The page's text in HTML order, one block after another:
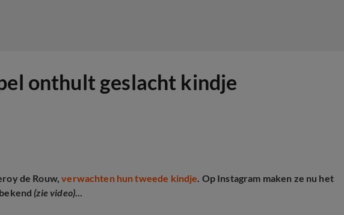
onthult geslacht kindje
de Rouw,verwachten hun tweede kindje. Op Instagram maken ze nu het
(zie video)...